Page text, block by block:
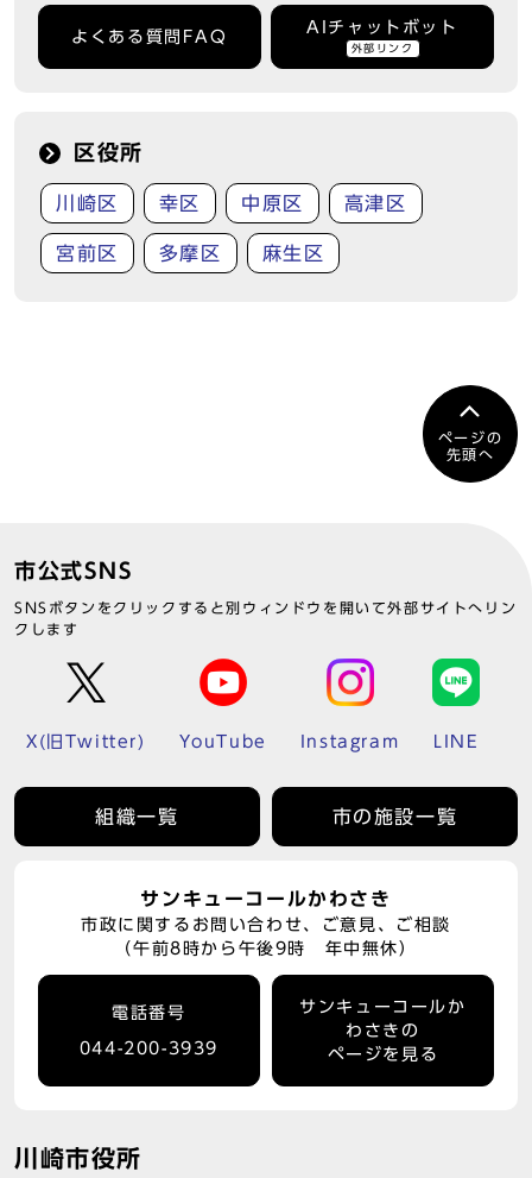
よくある質問FAQ
AIチャットボット
外部リンク
区役所
川崎区 幸区 中原区 高津区
宮前区 多摩区 麻生区
ページの
先頭へ
市公式SNS
SNSボタンをクリックすると別ウィンドウを開いて外部サイトへリン
クします
X(旧Twitter) YouTube Instagram LINE
組織一覧 市の施設一覧
サンキューコールかわさき
市政に関するお問い合わせ、ご意見、ご相談
（午前8時から午後9時 年中無休）
電話番号
044-200-3939
サンキューコールか
わさきの
ページを見る
川崎市役所